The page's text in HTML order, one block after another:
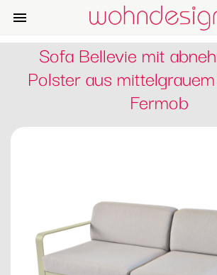

Sofa Bellevie mit
Polster aus
Fermob